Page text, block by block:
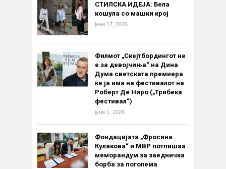
СТИЛСКА ИДЕЈА: Бела
кошула со машки крој
јуни 17, 2026
Филмот „Скејтбордингот не
е за девојчиња“ на Дина
Дума светската премиера
ќе ја има на фестивалот на
Роберт Де Ниро („Трибека
фестивал“)
јуни 1, 2026
Фондацијата „Фросина
Кулакова“ и МВР потпишаа
меморандум за заедничка
борба за поголема